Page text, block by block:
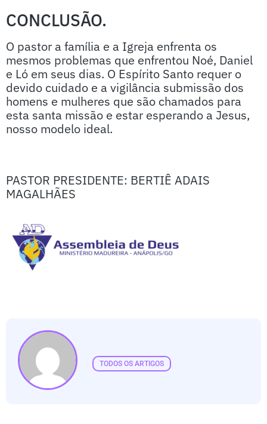
CONCLUSÃO.
O pastor a família e a Igreja enfrenta os
mesmos problemas que enfrentou Noé, Daniel
e Ló em seus dias. O Espírito Santo requer o
devido cuidado e a vigilância submissão dos
homens e mulheres que são chamados para
esta santa missão e estar esperando a Jesus,
nosso modelo ideal.
PASTOR PRESIDENTE: BERTIÊ ADAIS
MAGALHÃES
TODOS OS ARTIGOS